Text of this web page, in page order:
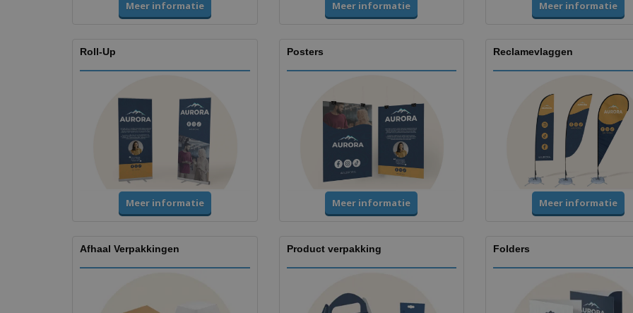
Meer informatie Meer informatie Meer informatie
Roll-Up
Meer informatie
Posters
Meer informatie
Reclamevlaggen
Meer informatie
Afhaal Verpakkingen Product verpakking Folders